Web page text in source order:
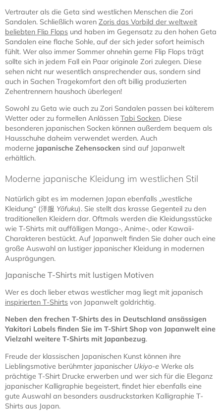
Vertrauter als die Geta sind westlichen Menschen die Zori
Sandalen. Schließlich waren Zoris das Vorbild der weltweit
beliebten Flip Flops und haben im Gegensatz zu den hohen Geta
Sandalen eine flache Sohle, auf der sich jeder sofort heimisch
fühlt. Wer also immer Sommer ohnehin gerne Flip Flops trägt
sollte sich in jedem Fall ein Paar originale Zori zulegen. Diese
sehen nicht nur wesentlich ansprechender aus, sondern sind
auch in Sachen Tragekomfort den oft billig produzierten
Zehentrennern haushoch überlegen!
Sowohl zu Geta wie auch zu Zori Sandalen passen bei kälterem
Wetter oder zu formellen Anlässen Tabi Socken. Diese
besonderen japanischen Socken können außerdem bequem als
Hausschuhe daheim verwendet werden. Auch
moderne japanische Zehensocken sind auf Japanwelt
erhältlich.
Moderne japanische Kleidung im westlichen Stil
Natürlich gibt es im modernen Japan ebenfalls „westliche
Kleidung“ (洋服 Yōfuku). Sie stellt das krasse Gegenteil zu den
traditionellen Kleidern dar. Oftmals werden die Kleidungsstücke
wie T-Shirts mit auffälligen Manga-, Anime-, oder Kawaii-
Charakteren bestückt. Auf Japanwelt finden Sie daher auch eine
große Auswahl an lustiger japanischer Kleidung in modernen
Ausprägungen.
Japanische T-Shirts mit lustigen Motiven
Wer es doch lieber etwas westlicher mag liegt mit japanisch
inspirierten T-Shirts von Japanwelt goldrichtig.
Neben den frechen T-Shirts des in Deutschland ansässigen
Yakitori Labels finden Sie im T-Shirt Shop von Japanwelt eine
Vielzahl weitere T-Shirts mit Japanbezug.
Freude der klassischen Japanischen Kunst können ihre
Lieblingsmotive berühmter japanischer Ukiyo-e Werke als
prächtige T-Shirt Drucke erwerben und wer sich für die Eleganz
japanischer Kalligraphie begeistert, findet hier ebenfalls eine
gute Auswahl an besonders ausdruckstarken Kalligraphie T-
Shirts aus Japan.